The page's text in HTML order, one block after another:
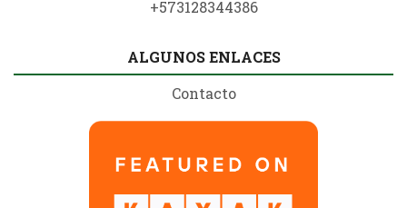
+573128344386
ALGUNOS ENLACES
Contacto